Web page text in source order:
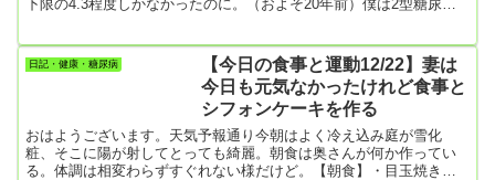
下限の4.3程度しかなかったのに。（およそ20年前）僕は2型糖尿
慢性的に高くなり、その結果血液中の血糖が血管壁等に様々な悪さ
をすることになります。その原因としては、遺伝因子と環境因子が
挙げられていますが、僕の場合、家族に糖尿病はいなかったな。た
日記・健康・糖尿病
【今日の食事と運動12/22】妻は
今日も元気なかったけれど食事と
シフォンケーキを作る
おはようございます。天気予報通り今朝はよく冷え込み庭が雪化
粧、そこに陽が射してとっても綺麗。朝食は奥さんが何か作ってい
る。体調は相変わらずすぐれない様だけど。【朝食】・目玉焼き、